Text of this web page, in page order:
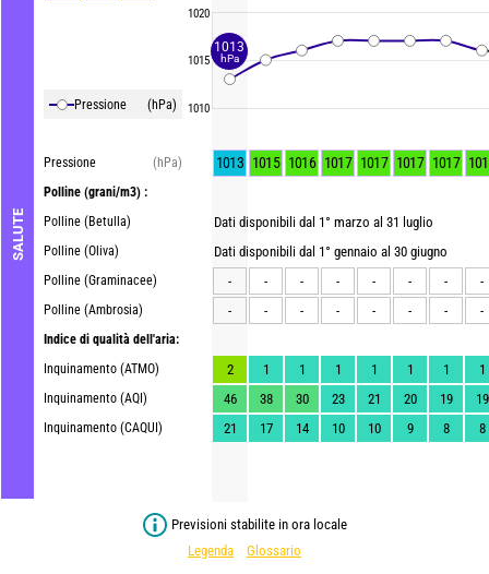
SALUTE
Pressione (hPa)
Pressione
(hPa)
Polline (grani/m3) :
Polline (Betulla)
Polline (Oliva)
Polline (Graminacee)
Polline (Ambrosia)
Indice di qualità dell'aria:
Inquinamento (ATMO)
Inquinamento (AQI)
Inquinamento (CAQUI)
1020
1015
1010
1013 1015 1016 1017 1017 1017 1017
Dati disponibili dal 1° marzo al 31 luglio
Dati disponibili dal 1° gennaio al 30 giugno
-
- - - - - -
-
-
- - - - - - -
2 1 1 1 1 1 1
1
46
38 30 23 21 20 19
19
21
17 14 10 10 9 8 8
Previsioni stabilite in ora locale
Legenda
Glossario
1013
hPa